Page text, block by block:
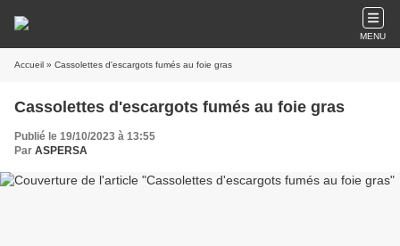
MENU
Accueil » Cassolettes d'escargots fumés au foie gras
Cassolettes d'escargots fumés au foie gras
Publié le 19/10/2023 à 13:55
Par ASPERSA